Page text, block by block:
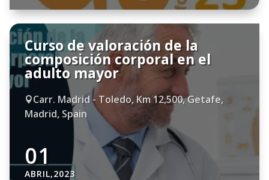
Curso de valoración de la
composición corporal en el
adulto mayor
 Carr. Madrid - Toledo, Km 12,500, Getafe,
Madrid, Spain
01
ABRIL,2023